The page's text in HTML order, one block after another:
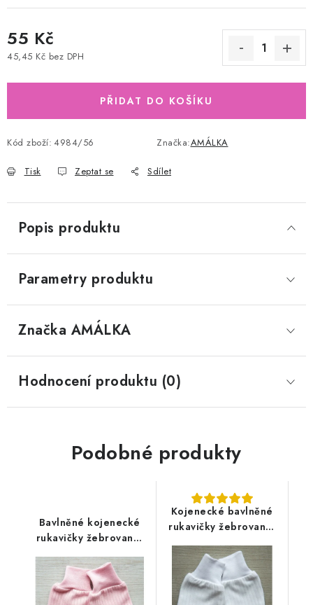
55 Kč
45,45 Kč bez DPH
PŘIDAT DO KOŠÍKU
Kód zboží: 4984/56 Značka:AMÁLKA
Tisk Zeptat se Sdílet
Popis produktu
Parametry produktu
Značka AMÁLKA
Hodnocení produktu (0)
Podobné produkty
Bavlněné kojenecké
rukavičky žebrované,
pudrově růžové
Kojenecké bavlněné
rukavičky žebrované,
bílé